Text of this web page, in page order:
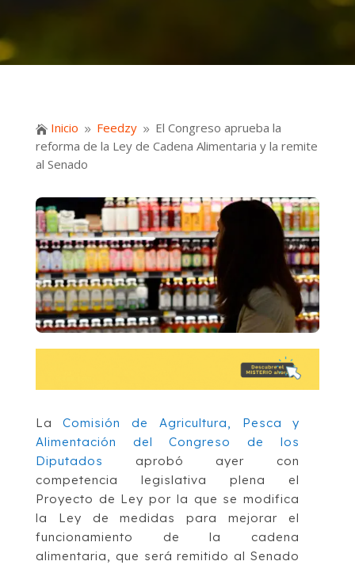
 Inicio 9 Feedzy 9 El Congreso aprueba la
reforma de la Ley de Cadena Alimentaria y la remite
al Senado
LaComisión de Agricultura, Pesca y
Alimentación del Congreso de los
Diputados aprobó ayer con
competencia legislativa plena el
Proyecto de Ley por la que se modifica
la Ley de medidas para mejorar el
funcionamiento de la cadena
alimentaria, que será remitido al Senado